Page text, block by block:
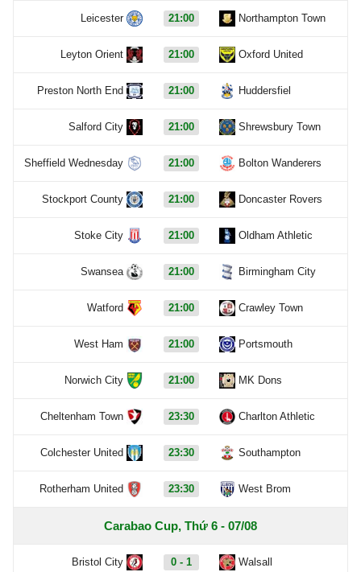
Leicester 21:00 Northampton Town
Leyton Orient 21:00 Oxford United
Preston North End 21:00 Huddersfiel
Salford City 21:00 Shrewsbury Town
Sheffield Wednesday 21:00 Bolton Wanderers
Stockport County 21:00 Doncaster Rovers
Stoke City 21:00 Oldham Athletic
Swansea 21:00 Birmingham City
Watford 21:00 Crawley Town
West Ham 21:00 Portsmouth
Norwich City 21:00 MK Dons
Cheltenham Town 23:30 Charlton Athletic
Colchester United 23:30 Southampton
Rotherham United 23:30 West Brom
Carabao Cup, Thứ 6 - 07/08
Bristol City 0 - 1 Walsall